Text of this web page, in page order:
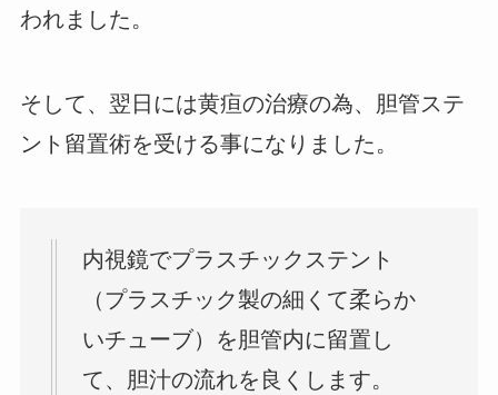
われました。
そして、翌日には黄疸の治療の為、胆管ステ
ント留置術を受ける事になりました。
内視鏡でプラスチックステント
（プラスチック製の細くて柔らか
いチューブ）を胆管内に留置し
て、胆汁の流れを良くします。